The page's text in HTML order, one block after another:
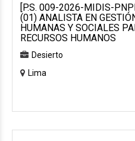
[P.S. 009-2026-MIDIS-
(01) ANALISTA EN
HUMANAS Y SOCIALES
RECURSOS HUMANOS
Desierto
Lima